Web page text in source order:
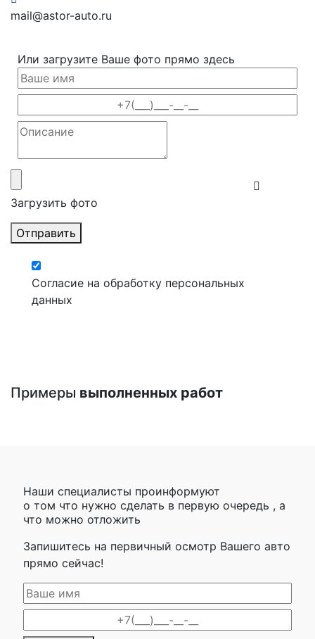
mail@astor-auto.ru
Или загрузите Ваше фото прямо здесь
Загрузить фото
Отправить
Согласие на обработку персональных
данных
Примеры выполненных работ
Наши специалисты проинформуют
о том что нужно сделать в первую очередь , а
что можно отложить
Запишитесь на первичный осмотр Вашего авто
прямо сейчас!